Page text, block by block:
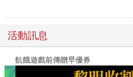
活動訊息
飢餓遊戲前傳贈早優券